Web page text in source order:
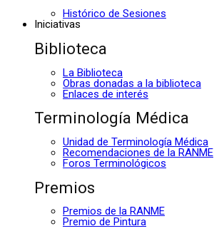
Histórico de Sesiones
Iniciativas
Biblioteca
La Biblioteca
Obras donadas a la biblioteca
Enlaces de interés
Terminología Médica
Unidad de Terminología Médica
Recomendaciones de la RANME
Foros Terminológicos
Premios
Premios de la RANME
Premio de Pintura